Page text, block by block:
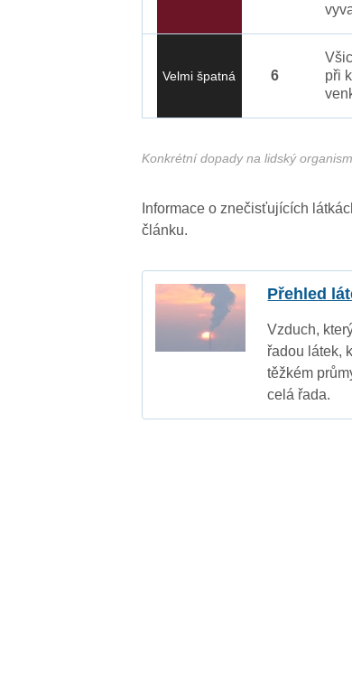
Velmi špatná 6
při
Konkrétní dopady na lidský
Informace o znečisťujících
článku.
Přehled
Vzduch,
řadou látek,
těžkém
celá řada.